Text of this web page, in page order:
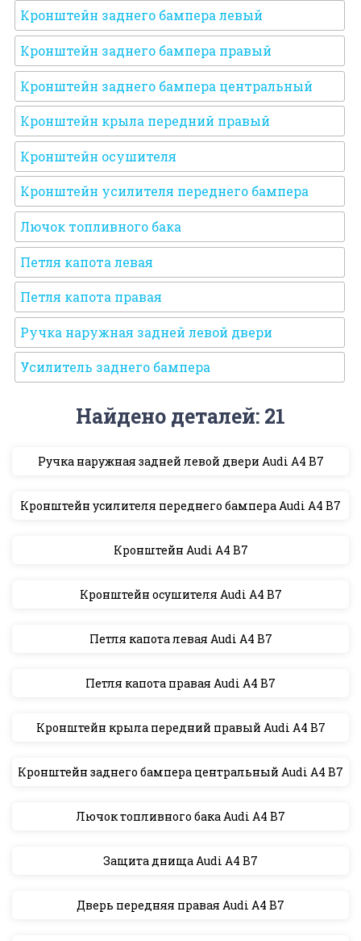
Кронштейн заднего бампера левый
Кронштейн заднего бампера правый
Кронштейн заднего бампера центральный
Кронштейн крыла передний правый
Кронштейн осушителя
Кронштейн усилителя переднего бампера
Лючок топливного бака
Петля капота левая
Петля капота правая
Ручка наружная задней левой двери
Усилитель заднего бампера
Найдено деталей: 21
Ручка наружная задней левой двери Audi A4 B7
Кронштейн усилителя переднего бампера Audi A4 B7
Кронштейн Audi A4 B7
Кронштейн осушителя Audi A4 B7
Петля капота левая Audi A4 B7
Петля капота правая Audi A4 B7
Кронштейн крыла передний правый Audi A4 B7
Кронштейн заднего бампера центральный Audi A4 B7
Лючок топливного бака Audi A4 B7
Защита днища Audi A4 B7
Дверь передняя правая Audi A4 B7